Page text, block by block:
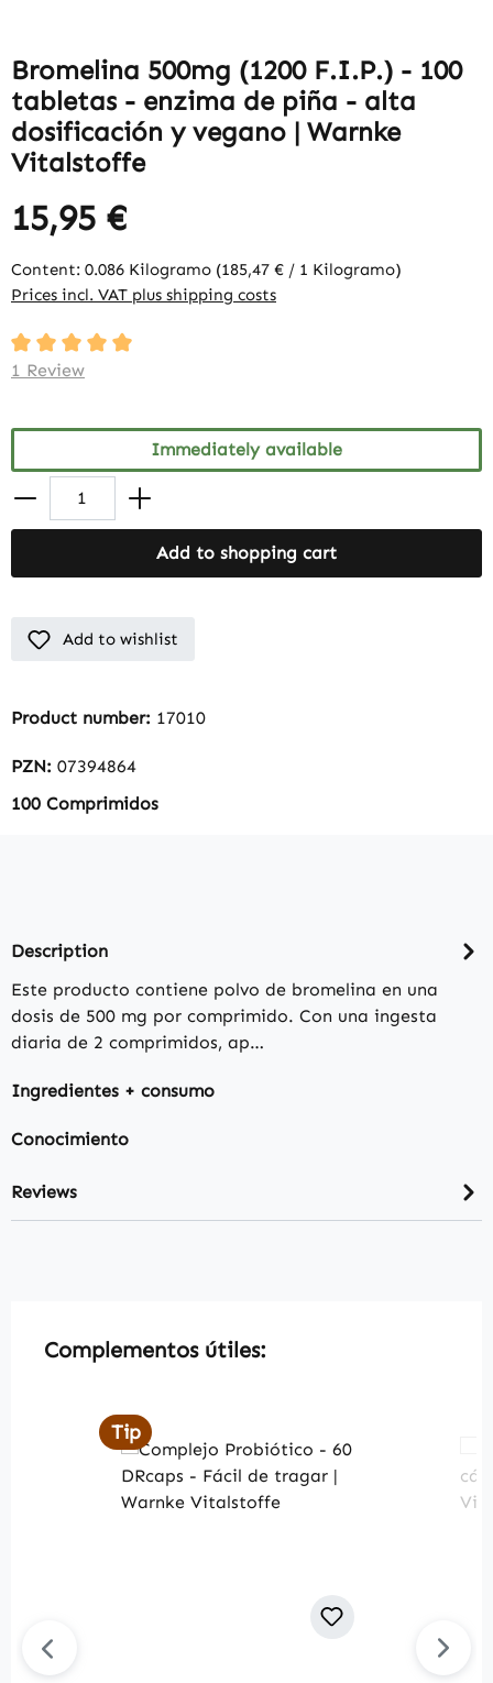
Bromelina 500mg (1200 F.I.P.) - 100
tabletas - enzima de piña - alta
dosificación y vegano | Warnke
Vitalstoffe
15,95 €
Content: 0.086 Kilogramo (185,47 € / 1 Kilogramo)
Prices incl. VAT plus shipping costs
Average rating of 5 out of 5 stars
1 Review
Immediately available
Add to shopping cart
Add to wishlist
Product number: 17010
PZN: 07394864
100 Comprimidos
Description
Este producto contiene polvo de bromelina en una
dosis de 500 mg por comprimido. Con una ingesta
diaria de 2 comprimidos, ap…
Ingredientes + consumo
Conocimiento
Reviews
Skip product gallery
Complementos útiles:
Tip